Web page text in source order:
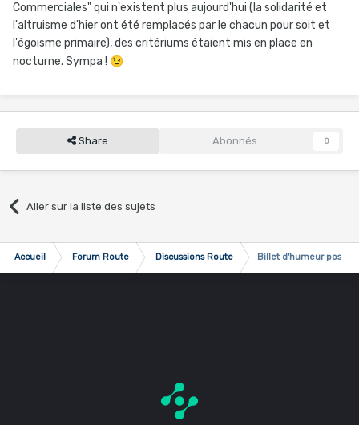
Commerciales" qui n'existent plus aujourd'hui (la solidarité et
l'altruisme d'hier ont été remplacés par le chacun pour soit et
l'égoisme primaire), des critériums étaient mis en place en
nocturne. Sympa ! 😉
Share Abonnés 0
Aller sur la liste des sujets
Accueil Forum Route Discussions Route Billet d'humeur post